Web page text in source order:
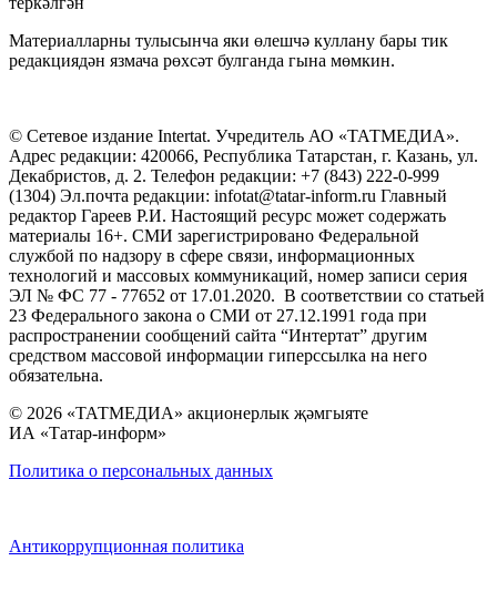
Материалларны тулысынча яки өлешчә куллану бары тик
редакциядән язмача рөхсәт булганда гына мөмкин.
© Сетевое издание Intertat. Учредитель АО «ТАТМЕДИА».
Адрес редакции: 420066, Республика Татарстан, г. Казань, ул.
Декабристов, д. 2. Телефон редакции: +7 (843) 222-0-999
(1304) Эл.почта редакции: infotat@tatar-inform.ru Главный
редактор Гареев Р.И. Настоящий ресурс может содержать
материалы 16+. СМИ зарегистрировано Федеральной
службой по надзору в сфере связи, информационных
технологий и массовых коммуникаций, номер записи серия
ЭЛ № ФС 77 - 77652 от 17.01.2020. В соответствии со статьей
23 Федерального закона о СМИ от 27.12.1991 года при
распространении сообщений сайта “Интертат” другим
средством массовой информации гиперссылка на него
обязательна.
© 2026 «ТАТМЕДИА» акционерлык җәмгыяте
ИА «Татар-информ»
Политика о персональных данных
Антикоррупционная политика